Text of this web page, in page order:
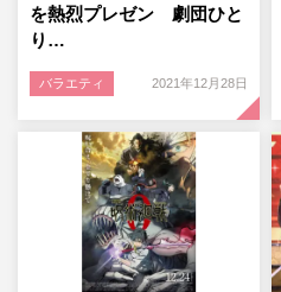
を熱烈プレゼン 劇団ひと
り…
バラエティ 2021年12月28日